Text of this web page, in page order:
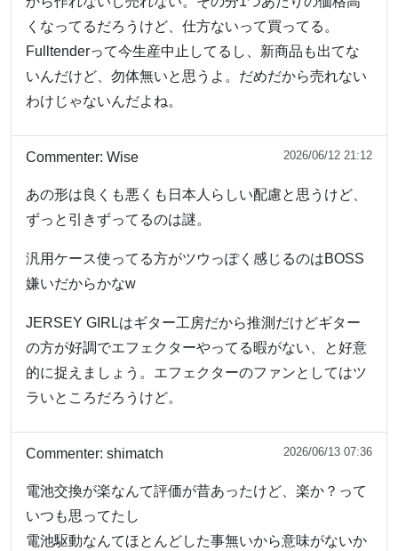
くなってるだろうけど、仕方ないって買ってる。
Fulltenderって今生産中止してるし、新商品も出てな
いんだけど、勿体無いと思うよ。だめだから売れない
わけじゃないんだよね。
Commenter: Wise 2026/06/12 21:12
あの形は良くも悪くも日本人らしい配慮と思うけど、
ずっと引きずってるのは謎。
汎用ケース使ってる方がツウっぽく感じるのはBOSS
嫌いだからかなw
JERSEY GIRLはギター工房だから推測だけどギター
の方が好調でエフェクターやってる暇がない、と好意
的に捉えましょう。エフェクターのファンとしてはツ
ラいところだろうけど。
Commenter: shimatch 2026/06/13 07:36
電池交換が楽なんて評価が昔あったけど、楽か？って
いつも思ってたし
電池駆動なんてほとんどした事無いから意味がないか